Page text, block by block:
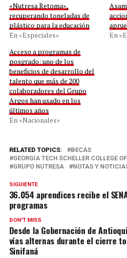
«Nutresa Retoma»,
recuperando toneladas de
plástico para la educación
En «Especiales»
En
Acceso a programas de
posgrado: uno de los
beneficios de desarrollo del
talento que más de 200
colaboradores del Grupo
Argos han usado en los
últimos años
En «Nacionales»
RELATED TOPICS:
BECAS
GEORGIA TECH SCHELLER COLLEGE
GRUPO NUTRESA
NOTAS Y
SIGUIENTE
36.054 aprendices recibe el
programas
DON'T MISS
Desde la Gobernación de
vías alternas durante el cierre
Sinifaná